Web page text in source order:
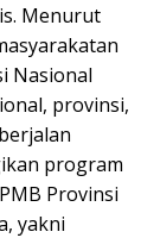
Menurut
Nasional
provinsi,
program
Provinsi
yakni